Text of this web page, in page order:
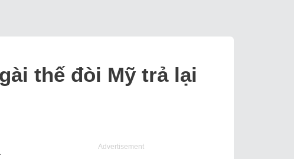
thế đòi Mỹ trả lại
Advertisement